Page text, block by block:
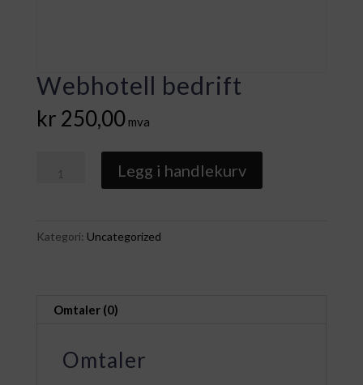
Webhotell bedrift
kr 250,00 mva
bedrift
Legg i handlekurv
Kategori: Uncategorized
Omtaler (0)
Omtaler